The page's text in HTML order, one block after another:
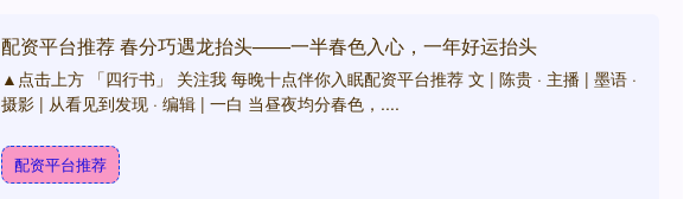
配资平台推荐 春分巧遇龙抬头——一半春色入心，一年好运抬头
▲点击上方 「四行书」 关注我 每晚十点伴你入眠配资平台推荐 文 | 陈贵 · 主播 | 墨语 ·
摄影 | 从看见到发现 · 编辑 | 一白 当昼夜均分春色，....
配资平台推荐